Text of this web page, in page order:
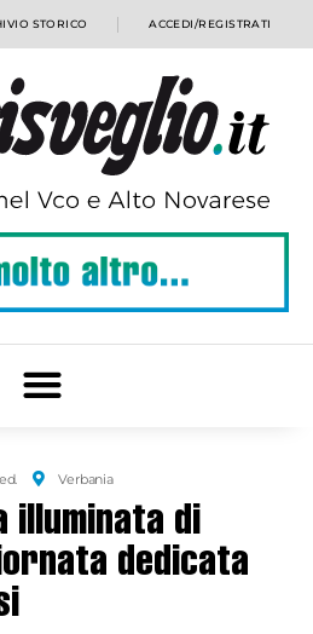
STORICO ACCEDI/REGISTRATI
Verbania
di
dedicata